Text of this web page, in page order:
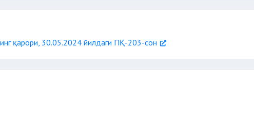
қарори, 30.05.2024 йилдаги ПҚ-203-сон